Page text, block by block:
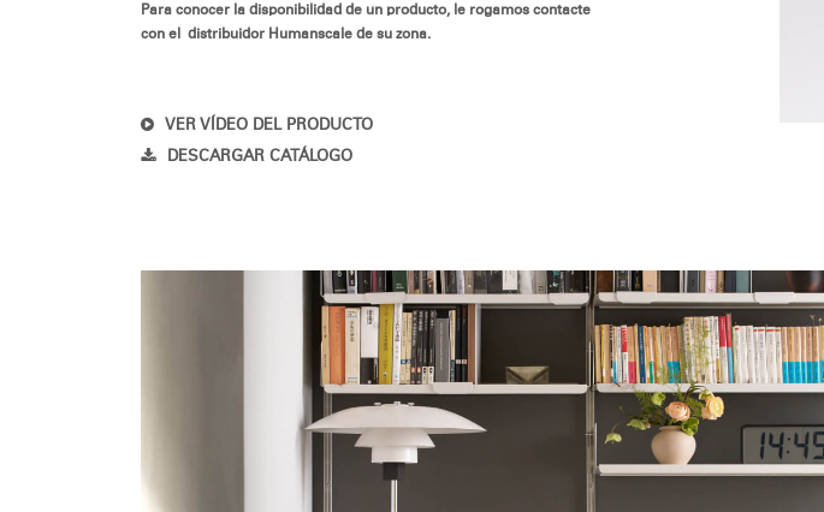
Para conocer la disponibilidad de un producto, le rogamos contacte
con el distribuidor Humanscale de su zona.
VER VÍDEO DEL PRODUCTO
DESCARGAR CATÁLOGO